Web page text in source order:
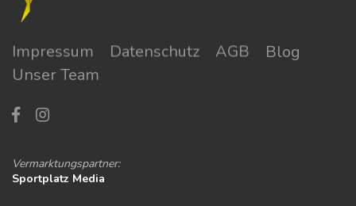
Impressum Datenschutz AGB
Blog
Unser Team
Vermarktungspartner:
Sportplatz Media